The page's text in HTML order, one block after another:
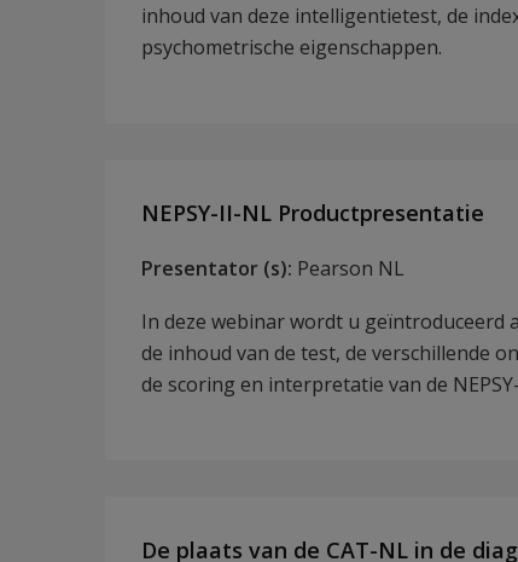
inhoud van deze intelligentietest, de
psychometrische eigenschappen.
NEPSY-II-NL Productpresentatie
Presentator (s): Pearson NL
In deze webinar wordt u geïntroduceerd
de inhoud van de test, de verschillende
de scoring en interpretatie van de
De plaats van de CAT-NL in de